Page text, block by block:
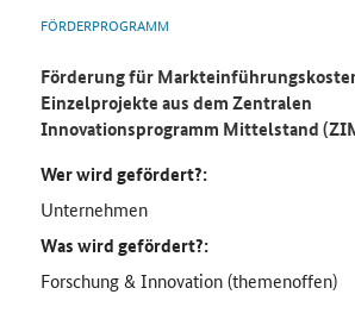
FÖRDERPROGRAMM
Förderung für
Einzelprojekte aus dem Zentralen
Innovationsprogramm Mittelstand
Wer wird gefördert?:
Unternehmen
Was wird gefördert?:
Forschung & Innovation (themenoffen)